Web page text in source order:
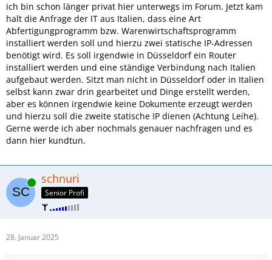
ich bin schon länger privat hier unterwegs im Forum. Jetzt kam
halt die Anfrage der IT aus Italien, dass eine Art
Abfertigungprogramm bzw. Warenwirtschaftsprogramm
installiert werden soll und hierzu zwei statische IP-Adressen
benötigt wird. Es soll irgendwie in Düsseldorf ein Router
installiert werden und eine ständige Verbindung nach Italien
aufgebaut werden. Sitzt man nicht in Düsseldorf oder in Italien
selbst kann zwar drin gearbeitet und Dinge erstellt werden,
aber es können irgendwie keine Dokumente erzeugt werden
und hierzu soll die zweite statische IP dienen (Achtung Leihe).
Gerne werde ich aber nochmals genauer nachfragen und es
dann hier kundtun.
Online schnuri
Senior Profi
28. Januar 2025